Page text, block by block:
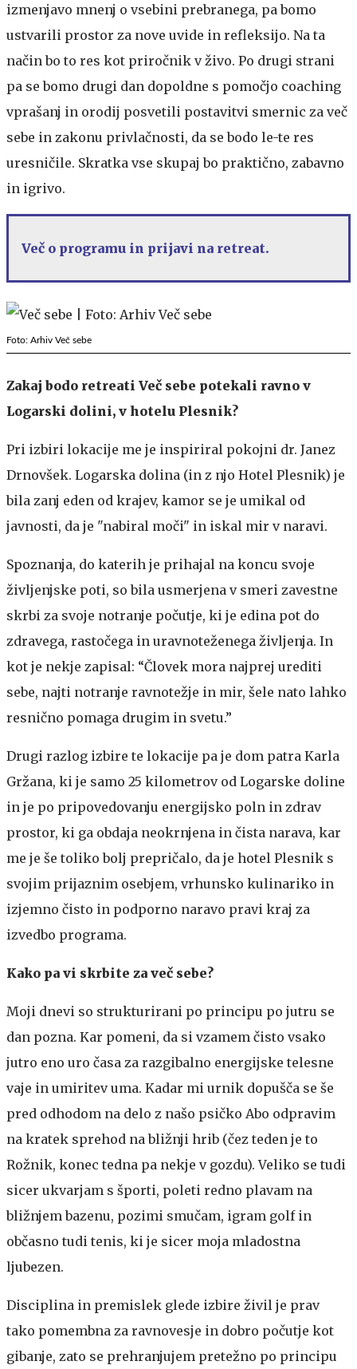
izmenjavo mnenj o vsebini prebranega, pa bomo
ustvarili prostor za nove uvide in refleksijo. Na ta
način bo to res kot priročnik v živo. Po drugi strani
pa se bomo drugi dan dopoldne s pomočjo coaching
vprašanj in orodij posvetili postavitvi smernic za več
sebe in zakonu privlačnosti, da se bodo le-te res
uresničile. Skratka vse skupaj bo praktično, zabavno
in igrivo.
Več o programu in prijavi na retreat.
Foto: Arhiv Več sebe
Zakaj bodo retreati Več sebe potekali ravno v
Logarski dolini, v hotelu Plesnik?
Pri izbiri lokacije me je inspiriral pokojni dr. Janez
Drnovšek. Logarska dolina (in z njo Hotel Plesnik) je
bila zanj eden od krajev, kamor se je umikal od
javnosti, da je "nabiral moči" in iskal mir v naravi.
Spoznanja, do katerih je prihajal na koncu svoje
življenjske poti, so bila usmerjena v smeri zavestne
skrbi za svoje notranje počutje, ki je edina pot do
zdravega, rastočega in uravnoteženega življenja. In
kot je nekje zapisal: “Človek mora najprej urediti
sebe, najti notranje ravnotežje in mir, šele nato lahko
resnično pomaga drugim in svetu.”
Drugi razlog izbire te lokacije pa je dom patra Karla
Gržana, ki je samo 25 kilometrov od Logarske doline
in je po pripovedovanju energijsko poln in zdrav
prostor, ki ga obdaja neokrnjena in čista narava, kar
me je še toliko bolj prepričalo, da je hotel Plesnik s
svojim prijaznim osebjem, vrhunsko kulinariko in
izjemno čisto in podporno naravo pravi kraj za
izvedbo programa.
Kako pa vi skrbite za več sebe?
Moji dnevi so strukturirani po principu po jutru se
dan pozna. Kar pomeni, da si vzamem čisto vsako
jutro eno uro časa za razgibalno energijske telesne
vaje in umiritev uma. Kadar mi urnik dopušča se še
pred odhodom na delo z našo psičko Abo odpravim
na kratek sprehod na bližnji hrib (čez teden je to
Rožnik, konec tedna pa nekje v gozdu). Veliko se tudi
sicer ukvarjam s športi, poleti redno plavam na
bližnjem bazenu, pozimi smučam, igram golf in
občasno tudi tenis, ki je sicer moja mladostna
ljubezen.
Disciplina in premislek glede izbire živil je prav
tako pomembna za ravnovesje in dobro počutje kot
gibanje, zato se prehranjujem pretežno po principu